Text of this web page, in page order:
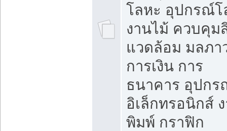
โลหะ อุปกรณ์โ
งานไม้ ควบคุม
แวดล้อม มลภา
การเงิน การ
ธนาคาร อุปก
อิเล็กทรอนิกส์
พิมพ์ กราฟิก